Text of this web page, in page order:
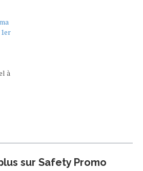
à
sur Safety Promo